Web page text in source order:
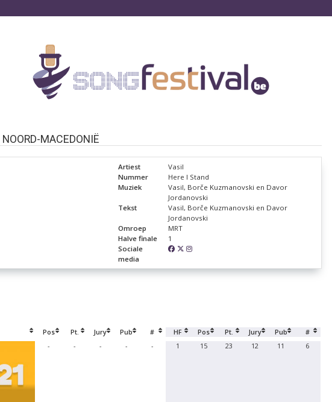
MACEDONIË
Artiest
Vasil
Nummer
Here I Stand
Muziek
Vasil, Borče Kuzmanovski en Davor
Jordanovski
Tekst
Vasil, Borče Kuzmanovski en Davor
Jordanovski
Omroep
MRT
Halve finale
1
Sociale
media
Pos Pt. Jury Pub # HF Pos Pt. Jury Pub #
- - - - - 1 15 23 12 11 6